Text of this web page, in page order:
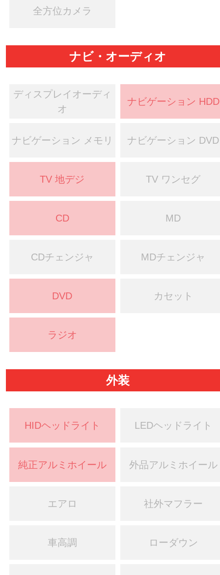
全方位カメラ
ナビ・オーディオ
ディスプレイオーディ
オ
ナビゲーション HDD
ナビゲーション メモリ ナビゲーション DVD
TV 地デジ TV ワンセグ
CD MD
CDチェンジャ MDチェンジャ
DVD カセット
ラジオ
外装
HIDヘッドライト LEDヘッドライト
純正アルミホイール 外品アルミホイール
エアロ 社外マフラー
車高調 ローダウン